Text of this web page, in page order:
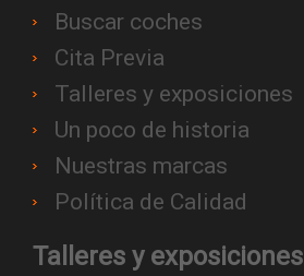
Buscar coches
Cita Previa
Talleres y exposiciones
Un poco de historia
Nuestras marcas
Política de Calidad
Talleres y exposiciones